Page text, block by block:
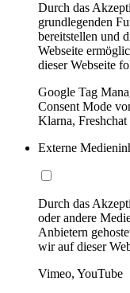
Durch das
grundlegenden
bereitstellen und
Webseite
dieser Webseite
Google Tag
Consent Mode
Klarna, Freshchat
Externe
Durch das
oder andere
Anbietern
wir auf dieser
Vimeo, YouTube